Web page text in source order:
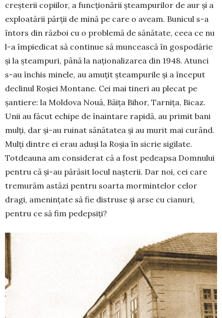
creșterii co­piilor, a funcționării șteampu­rilor de aur și a
exploatării părții de mină pe care o aveam. Bu­nicul s-a
întors din război cu o pro­blemă de sănătate, ceea ce nu
l-a împiedicat să continue să muncească în gospodărie
și la șteampuri, până la naționa­lizarea din 1948. Atunci
s-au închis minele, au amuțit șteam­purile și a început
declinul Ro­șiei Montane. Cei mai tineri au plecat pe
șantiere: la Moldova Nouă, Băița Bihor, Tarnița, Bi­caz.
Unii au făcut echipe de înaintare rapidă, au primit bani
mulți, dar și-au ruinat sănătatea și au murit mai curând.
Mulți dintre ei erau aduși la Ro­șia în sicrie sigilate.
Totdea­una am considerat că a fost pe­deapsa Domnului
pentru că și-au pără­sit locul nașterii. Dar noi, cei care
tremurăm astăzi pentru soar­ta mormintelor celor
dragi, amenințate să fie distruse și arse cu cianuri,
pentru ce să fim pe­depsiți?